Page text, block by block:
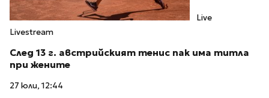
Live
Livestream
След 13 г. австрийският тенис пак има титла
при жените
27 юли, 12:44